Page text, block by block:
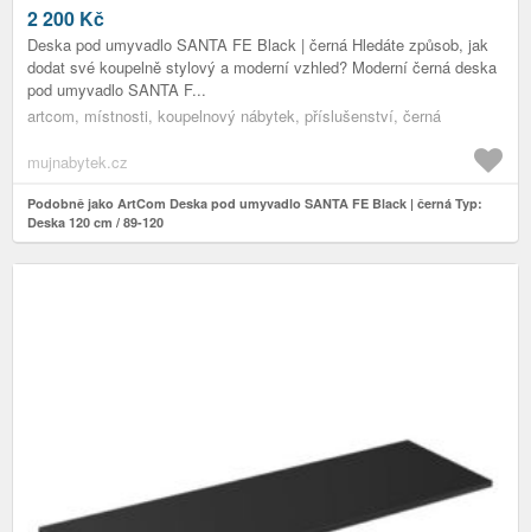
2 200 Kč
Deska pod umyvadlo SANTA FE Black | černá Hledáte způsob, jak
dodat své koupelně stylový a moderní vzhled? Moderní černá deska
pod umyvadlo SANTA F...
artcom, místnosti, koupelnový nábytek, příslušenství, černá
mujnabytek.cz
Podobně jako ArtCom Deska pod umyvadlo SANTA FE Black | černá Typ:
Deska 120 cm / 89-120